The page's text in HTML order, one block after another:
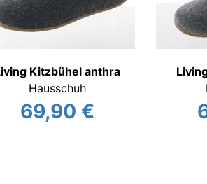
Kitzbühel anthra
Hausschuh
69,90 €